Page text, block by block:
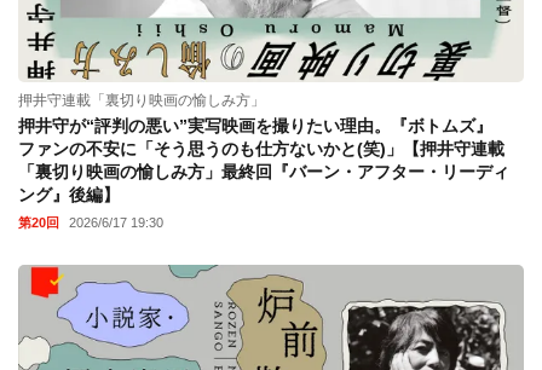
押井守連載「裏切り映画の愉しみ方」
押井守が“評判の悪い”実写映画を撮りたい理由。『ボトムズ』
ファンの不安に「そう思うのも仕方ないかと(笑)」【押井守連載
「裏切り映画の愉しみ方」最終回『バーン・アフター・リーディ
ング』後編】
第20回 2026/6/17 19:30